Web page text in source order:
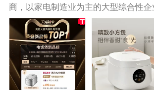
商，以家电制造业为主的大型综合性
饭煲兼具实用与便捷，大容量，汤粥
双重易拆洗结构，干净卫生，3大快捷
一键操作。24小时预约功能，美味无
力，米饭360°均匀受热，粒粒松软饱
层，米饭不粘锅，易清洗。